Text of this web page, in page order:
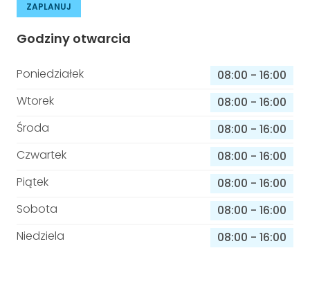
ZAPLANUJ
Godziny otwarcia
Poniedziałek 08:00 - 16:00
Wtorek
08:00 - 16:00
Środa
08:00 - 16:00
Czwartek
08:00 - 16:00
Piątek
08:00 - 16:00
Sobota
08:00 - 16:00
Niedziela
08:00 - 16:00